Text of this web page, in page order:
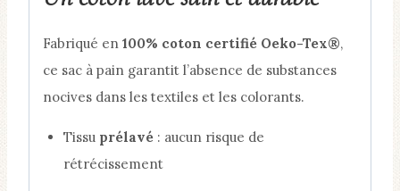
Bordeaux
Fabriqué en 100% coton certifié Oeko-Tex®,
ce sac à pain garantit l’absence de substances
nocives dans les textiles et les colorants.
Tissu prélavé: aucun risque de
rétrécissement